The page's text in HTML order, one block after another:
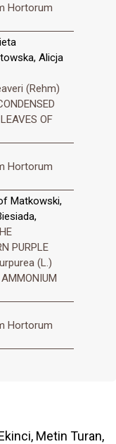
Hortorum
Alicja
(Rehm)
OF
Hortorum
Matkowski,
PURPLE
(L.)
Hortorum
Metin Turan,